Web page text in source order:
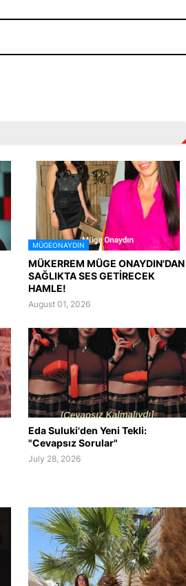
MÜGEONAYDIN
MÜKERREM MÜGE ONAYDIN'DAN
SAĞLIKTA SES GETİRECEK
HAMLE!
August 01, 2026
Eda Suluki'den Yeni Tekli:
"Cevapsız Sorular"
July 28, 2026